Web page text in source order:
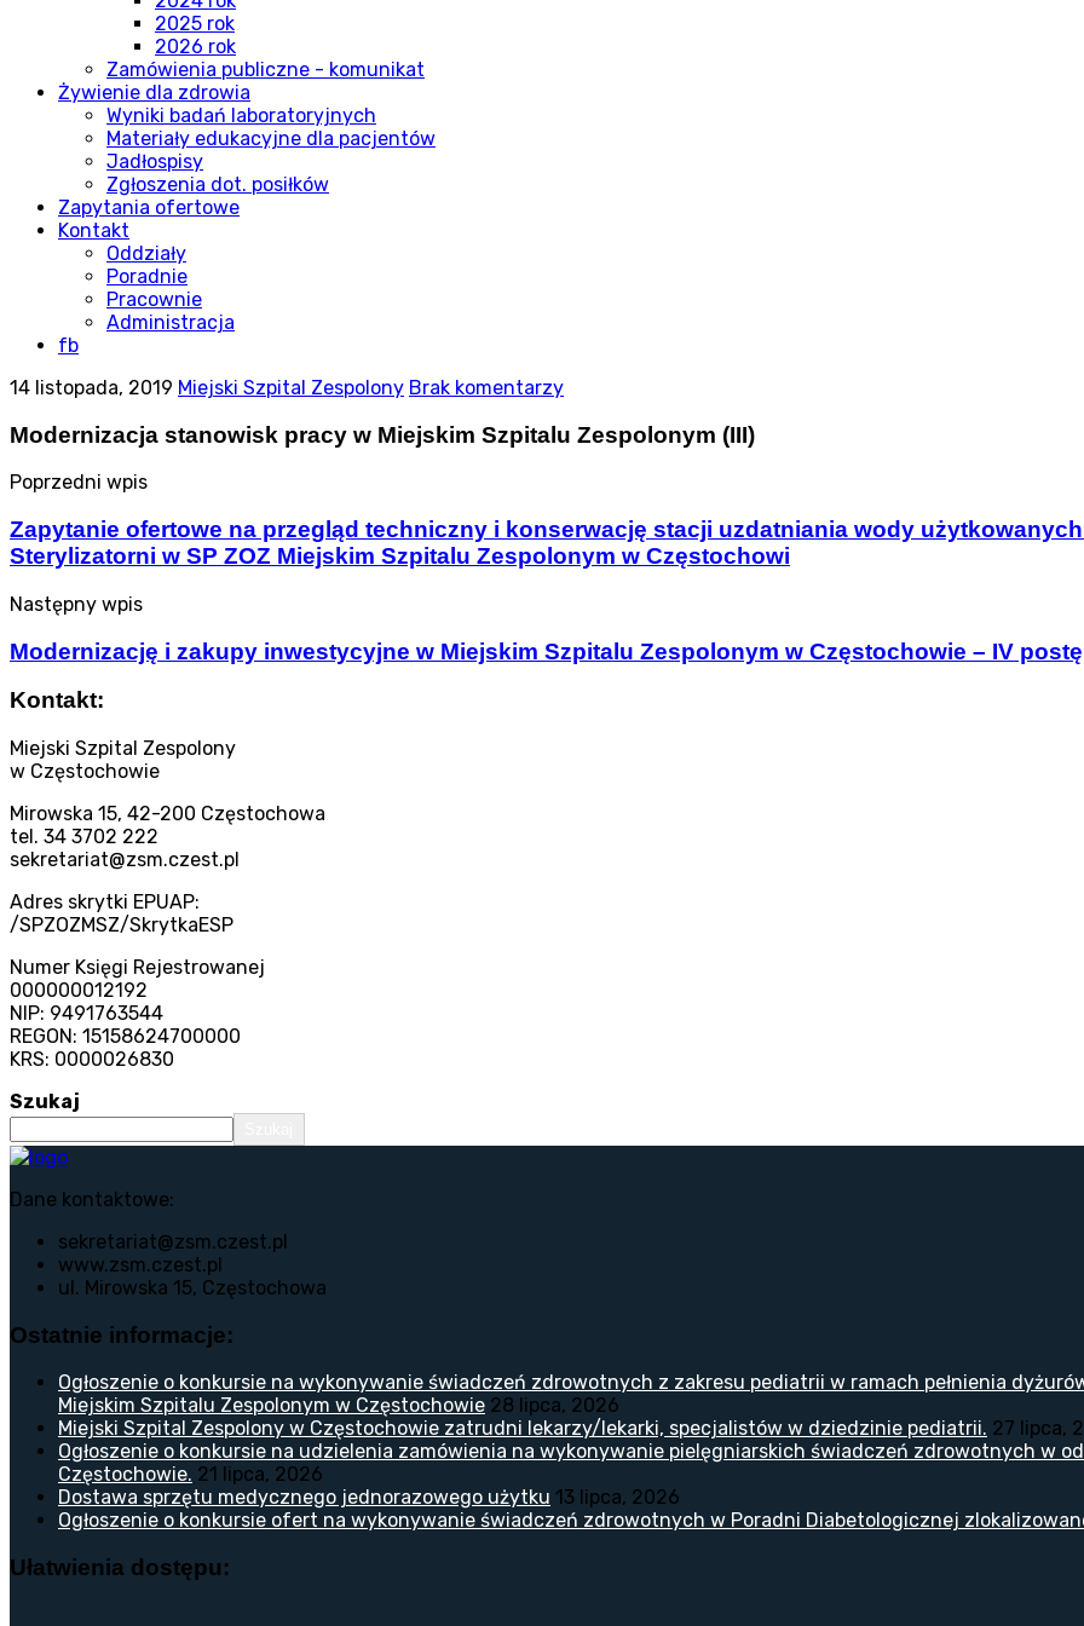
2025 rok
2026 rok
Zamówienia publiczne - komunikat
Żywienie dla zdrowia
Wyniki badań laboratoryjnych
Materiały edukacyjne dla pacjentów
Jadłospisy
Zgłoszenia dot. posiłków
Zapytania ofertowe
Kontakt
Oddziały
Poradnie
Pracownie
Administracja
fb
14 listopada, 2019 Miejski Szpital Zespolony Brak komentarzy
Modernizacja stanowisk pracy w Miejskim Szpitalu Zespolonym (III)
Poprzedni wpis
Zapytanie ofertowe na przegląd techniczny i konserwację stacji uzdatniania wody
Sterylizatorni w SP ZOZ Miejskim Szpitalu Zespolonym w Częstochowi
Następny wpis
Modernizację i zakupy inwestycyjne w Miejskim Szpitalu Zespolonym w Częstochowie – IV
Kontakt:
Miejski Szpital Zespolony
w Częstochowie
Mirowska 15, 42-200 Częstochowa
tel. 34 3702 222
sekretariat@zsm.czest.pl
Adres skrytki EPUAP:
/SPZOZMSZ/SkrytkaESP
Numer Księgi Rejestrowanej
000000012192
NIP: 9491763544
REGON: 15158624700000
KRS: 0000026830
Szukaj
Dane kontaktowe:
sekretariat@zsm.czest.pl
www.zsm.czest.pl
ul. Mirowska 15, Częstochowa
Ostatnie informacje:
Ogłoszenie o konkursie na wykonywanie świadczeń zdrowotnych z zakresu pediatrii w ramach pełnienia
Miejskim Szpitalu Zespolonym w Częstochowie 28 lipca, 2026
Miejski Szpital Zespolony w Częstochowie zatrudni lekarzy/lekarki, specjalistów w dziedzinie pediatrii. 27 lipca,
Ogłoszenie o konkursie na udzielenia zamówienia na wykonywanie pielęgniarskich świadczeń zdrowotnych w
Częstochowie. 21 lipca, 2026
Dostawa sprzętu medycznego jednorazowego użytku 13 lipca, 2026
Ogłoszenie o konkursie ofert na wykonywanie świadczeń zdrowotnych w Poradni Diabetologicznej
Ułatwienia dostępu: